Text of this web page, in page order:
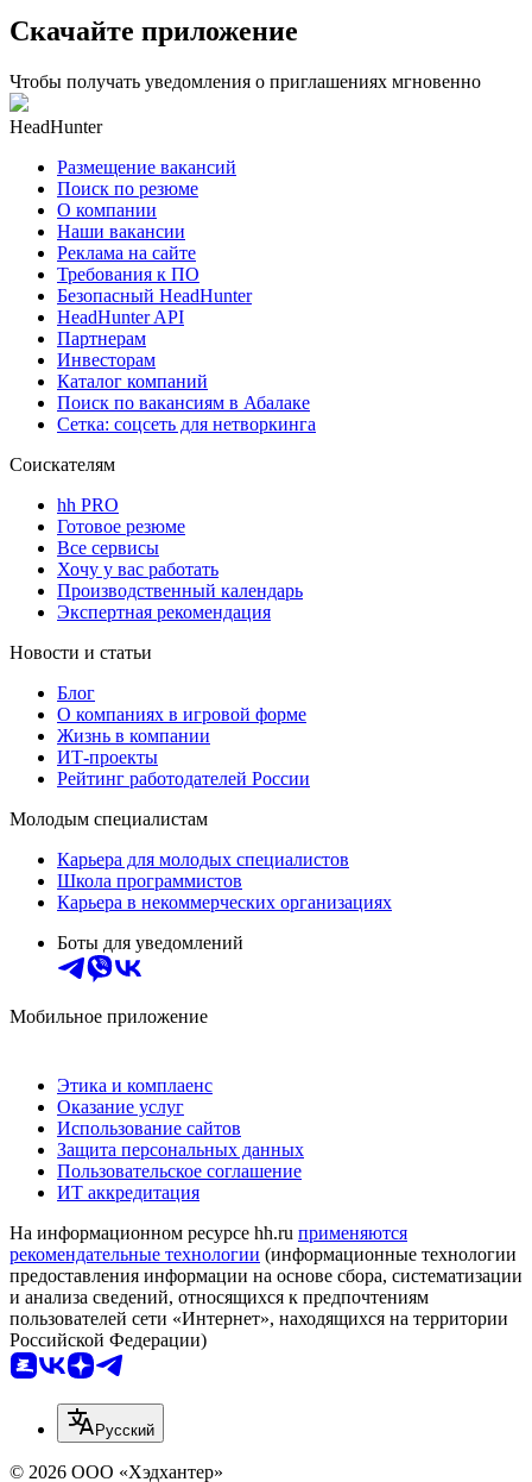
Скачайте приложение
Чтобы получать уведомления о приглашениях мгновенно
HeadHunter
Размещение вакансий
Поиск по резюме
О компании
Наши вакансии
Реклама на сайте
Требования к ПО
Безопасный HeadHunter
HeadHunter API
Партнерам
Инвесторам
Каталог компаний
Поиск по вакансиям в Абалаке
Сетка: соцсеть для нетворкинга
Соискателям
hh PRO
Готовое резюме
Все сервисы
Хочу у вас работать
Производственный календарь
Экспертная рекомендация
Новости и статьи
Блог
О компаниях в игровой форме
Жизнь в компании
ИТ-проекты
Рейтинг работодателей России
Молодым специалистам
Карьера для молодых специалистов
Школа программистов
Карьера в некоммерческих организациях
Боты для уведомлений
Мобильное приложение
Этика и комплаенс
Оказание услуг
Использование сайтов
Защита персональных данных
Пользовательское соглашение
ИТ аккредитация
На информационном ресурсе hh.ru применяются
рекомендательные технологии (информационные технологии
предоставления информации на основе сбора, систематизации
и анализа сведений, относящихся к предпочтениям
пользователей сети «Интернет», находящихся на территории
Российской Федерации)
Русский
© 2026 ООО «Хэдхантер»